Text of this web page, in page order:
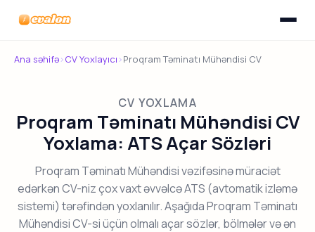
Evalon
Ana səhifə›CV Yoxlayıcı ›Proqram Təminatı Mühəndisi CV
CV YOXLAMA
Proqram Təminatı Mühəndisi CV
Yoxlama: ATS Açar Sözləri
Proqram Təminatı Mühəndisi vəzifəsinə müraciət
edərkən CV-niz çox vaxt əvvəlcə ATS (avtomatik izləmə
sistemi) tərəfindən yoxlanılır. Aşağıda Proqram Təminatı
Mühəndisi CV-si üçün olmalı açar sözlər, bölmələr və ən